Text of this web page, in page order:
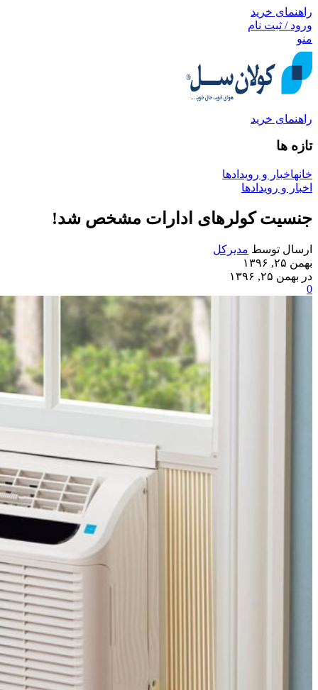
راهنمای خرید
ورود / ثبت نام
منو
راهنمای خرید
تازه ها
خانهاخبار و رویدادها
اخبار و رویدادها
جنسیت کولرهای ادارات مشخص شد!
ارسال توسط مدیرکل
بهمن ۲۵, ۱۳۹۶
در بهمن ۲۵, ۱۳۹۶
0